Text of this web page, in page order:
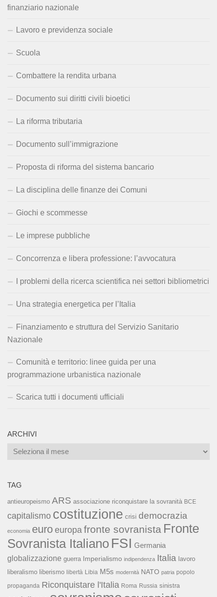
finanziario nazionale
Lavoro e previdenza sociale
Scuola
Combattere la rendita urbana
Documento sui diritti civili bioetici
La riforma tributaria
Documento sull’immigrazione
Proposta di riforma del sistema bancario
La disciplina delle finanze dei Comuni
Giochi e scommesse
Le imprese pubbliche
Concorrenza e libera professione: l’avvocatura
I problemi della ricerca scientifica nei settori bibliometrici
Una strategia energetica per l’Italia
Finanziamento e struttura del Servizio Sanitario
Nazionale
Comunità e territorio: linee guida per una
programmazione urbanistica nazionale
Scarica tutti i documenti ufficiali
ARCHIVI
Archivi
TAG
antieuropeismo ARS associazione riconquistare la sovranità BCE
capitalismo costituzione crisi democrazia
economia euro europa fronte sovranista Fronte
Sovranista Italiano FSI Germania
globalizzazione guerra Imperialismo indipendenza Italia lavoro
liberalismo liberismo libertà Libia M5s modernità NATO patria popolo
propaganda Riconquistare l'Italia Roma Russia sinistra